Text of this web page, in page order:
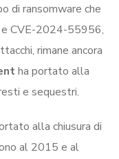
di ransomware che
CVE-2024-55956,
rimane ancora
ha portato alla
e sequestri.
alla chiusura di
al 2015 e al